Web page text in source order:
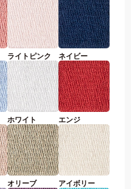
ライトピンク ネイビー
ホワイト エンジ
オリーブ アイボリー